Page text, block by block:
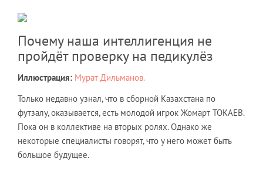
Почему наша интеллигенция не
пройдёт проверку на педикулёз
Иллюстрация: Мурат Дильманов.
Только недавно узнал, что в сборной Казахстана по
футзалу, оказывается, есть молодой игрок Жомарт ТОКАЕВ.
Пока он в коллективе на вторых ролях. Однако же
некоторые специалисты говорят, что у него может быть
большое будущее.